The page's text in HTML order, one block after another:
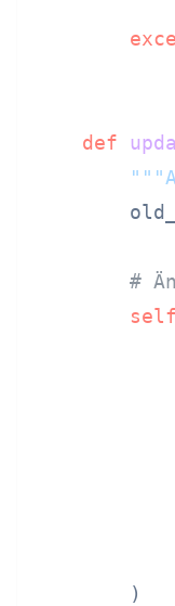
def
#
self
        )